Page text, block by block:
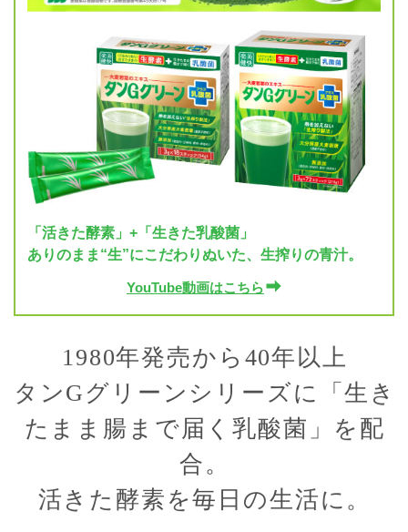
「活きた酵素」+「生きた乳酸菌」
ありのまま“生”にこだわりぬいた、生搾りの青汁。
YouTube動画はこちら
1980年発売から40年以上
タンGグリーンシリーズに「生き
たまま腸まで届く乳酸菌」を配
合。
活きた酵素を毎日の生活に。